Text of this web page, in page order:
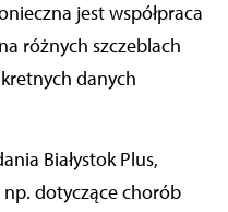
jest współpraca
różnych szczeblach
danych
Białystok Plus,
np. dotyczące chorób